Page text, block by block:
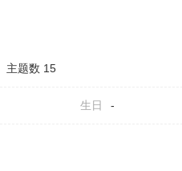
主题数 15
生日 -